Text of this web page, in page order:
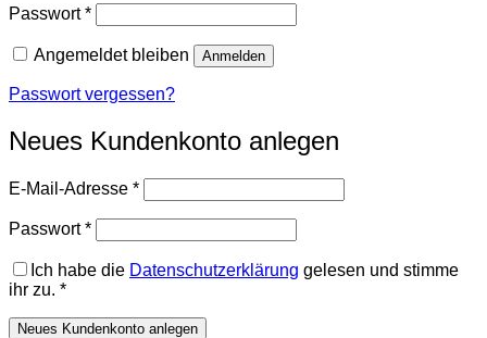
Passwort*Erforderlich
Angemeldet bleiben Anmelden
Passwort vergessen?
Neues Kundenkonto anlegen
E-Mail-Adresse *Erforderlich
Passwort*Erforderlich
Ich habe die Datenschutzerklärung gelesen und stimme
ihr zu. *
Neues Kundenkonto anlegen